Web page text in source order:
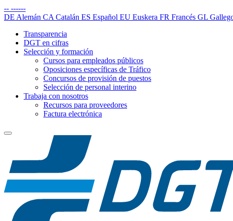
-- ------
DE Alemán CA Catalán ES Español EU Euskera FR Francés GL
Transparencia
DGT en cifras
Selección y formación
Cursos para empleados públicos
Oposiciones específicas de Tráfico
Concursos de provisión de puestos
Selección de personal interino
Trabaja con nosotros
Recursos para proveedores
Factura electrónica